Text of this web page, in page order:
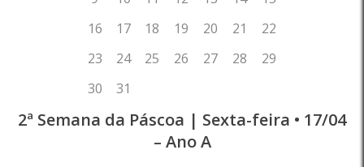
2ª Semana da Páscoa | Sexta-feira • 17/04
– Ano A